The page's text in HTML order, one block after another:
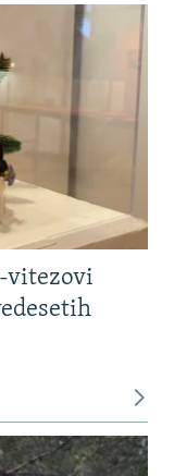
vitezovi